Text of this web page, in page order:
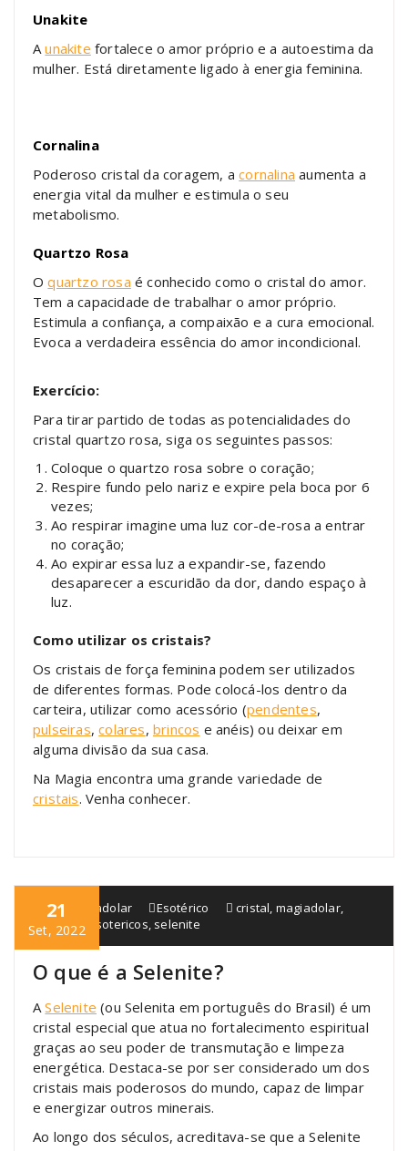
Unakite
Aunakite fortalece o amor próprio e a autoestima da
mulher. Está diretamente ligado à energia feminina.
Cornalina
Poderoso cristal da coragem, acornalina aumenta a
energia vital da mulher e estimula o seu
metabolismo.
Quartzo Rosa
Oquartzo rosa é conhecido como o cristal do amor.
Tem a capacidade de trabalhar o amor próprio.
Estimula a confiança, a compaixão e a cura emocional.
Evoca a verdadeira essência do amor incondicional.
Exercício:
Para tirar partido de todas as potencialidades do
cristal quartzo rosa, siga os seguintes passos:
Coloque o quartzo rosa sobre o coração;
Respire fundo pelo nariz e expire pela boca por 6
vezes;
Ao respirar imagine uma luz cor-de-rosa a entrar
no coração;
Ao expirar essa luz a expandir-se, fazendo
desaparecer a escuridão da dor, dando espaço à
luz.
Como utilizar os cristais?
Os cristais de força feminina podem ser utilizados
de diferentes formas. Pode colocá-los dentro da
carteira, utilizar como acessório (pendentes,
pulseiras,colares,brincos e anéis) ou deixar em
alguma divisão da sua casa.
Na Magia encontra uma grande variedade de
cristais. Venha conhecer.
21
Set, 2022
blogmagiadolar Esotérico cristal, magiadolar,
produtos esotericos, selenite
O que é a Selenite?
ASelenite (ou Selenita em português do Brasil) é um
cristal especial que atua no fortalecimento espiritual
graças ao seu poder de transmutação e limpeza
energética. Destaca-se por ser considerado um dos
cristais mais poderosos do mundo, capaz de limpar
e energizar outros minerais.
Ao longo dos séculos, acreditava-se que a Selenite